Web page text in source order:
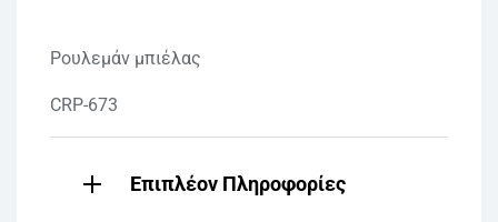
Ρουλεμάν μπιέλας
CRP-673
Επιπλέον Πληροφορίες